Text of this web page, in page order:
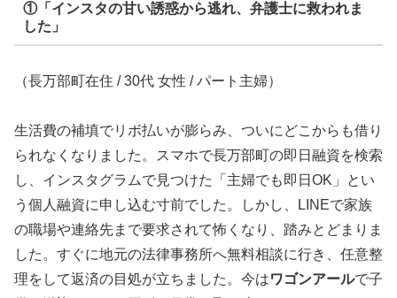
①「インスタの甘い誘惑から逃れ、弁護士に救われま
した」
（長万部町在住 / 30代 女性 / パート主婦）
生活費の補填でリボ払いが膨らみ、ついにどこからも借り
られなくなりました。スマホで長万部町の即日融資を検索
し、インスタグラムで見つけた「主婦でも即日OK」とい
う個人融資に申し込む寸前でした。しかし、LINEで家族
の職場や連絡先まで要求されて怖くなり、踏みとどまりま
した。すぐに地元の法律事務所へ無料相談に行き、任意整
理をして返済の目処が立ちました。今はワゴンアールで子